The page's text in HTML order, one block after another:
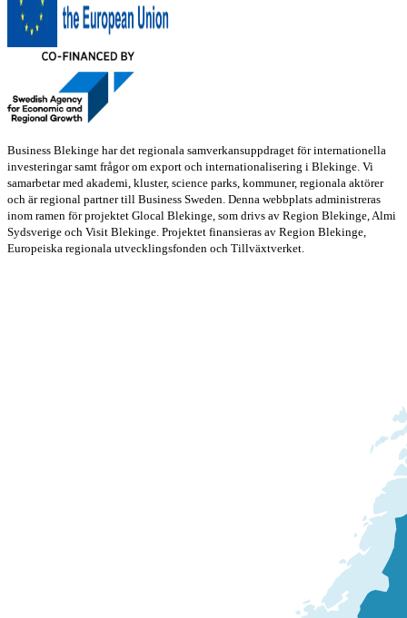
Business Blekinge har det regionala samverkansuppdraget för internationella
investeringar samt frågor om export och internationalisering i Blekinge. Vi
samarbetar med akademi, kluster, science parks, kommuner, regionala aktörer
och är regional partner till Business Sweden. Denna webbplats administreras
inom ramen för projektet Glocal Blekinge, som drivs av Region Blekinge, Almi
Sydsverige och Visit Blekinge. Projektet finansieras av Region Blekinge,
Europeiska regionala utvecklingsfonden och Tillväxtverket.